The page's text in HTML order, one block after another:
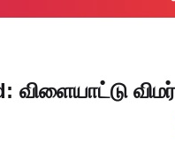
விளையாட்டு